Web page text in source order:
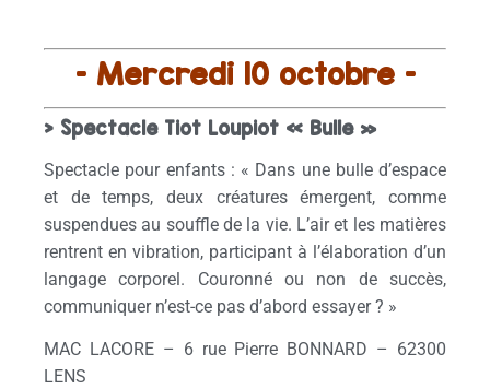
– Mercredi 10 octobre –
> Spectacle Tiot Loupiot « Bulle »
Spectacle pour enfants : « Dans une bulle d’espace
et de temps, deux créatures émergent, comme
suspendues au souffle de la vie. L’air et les matières
rentrent en vibration, participant à l’élaboration d’un
langage corporel. Couronné ou non de succès,
communiquer n’est-ce pas d’abord essayer ? »
MAC LACORE – 6 rue Pierre BONNARD – 62300
LENS